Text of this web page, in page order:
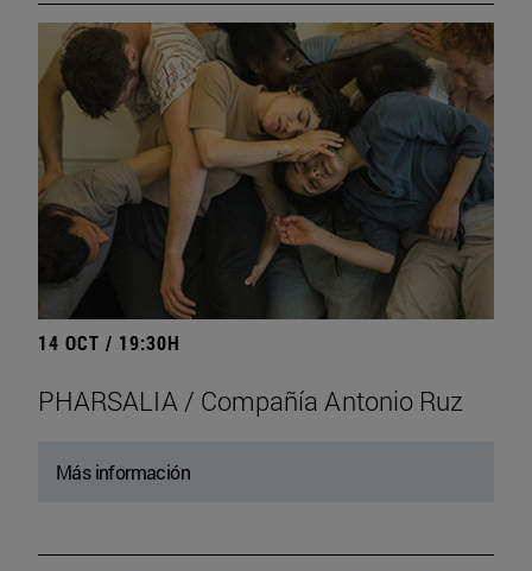
14 OCT / 19:30H
PHARSALIA / Compañía Antonio Ruz
Más información